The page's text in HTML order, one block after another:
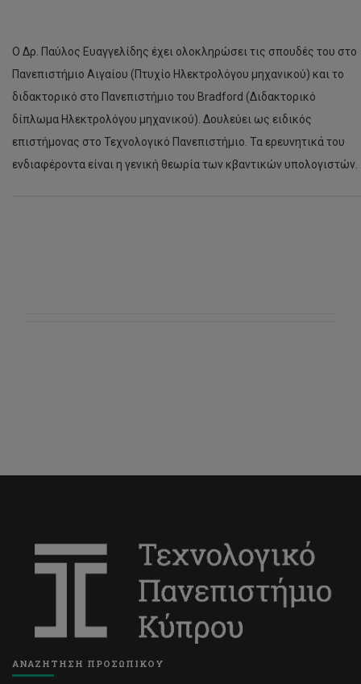
Ο Δρ. Παύλος Ευαγγελίδης έχει ολοκληρώσει τις σπουδές του στο
Πανεπιστήμιο Αιγαίου (Πτυχίο Ηλεκτρολόγου μηχανικού) και το
διδακτορικό στο Πανεπιστήμιο του Bradford (Διδακτορικό
δίπλωμα Ηλεκτρολόγου μηχανικού). Δουλεύει ως ειδικός
επιστήμονας στο Τεχνολογικό Πανεπιστήμιο. Τα ερευνητικά του
ενδιαφέροντα είναι η γενική θεωρία των κβαντικών υπολογιστών.
ΑΝΑΖΗΤΗΣΗ ΠΡΟΣΩΠΙΚΟΥ